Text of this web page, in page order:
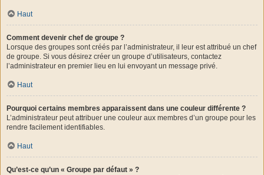
Haut
Comment devenir chef de groupe ?
Lorsque des groupes sont créés par l’administrateur, il leur est attribué un chef
de groupe. Si vous désirez créer un groupe d’utilisateurs, contactez
l’administrateur en premier lieu en lui envoyant un message privé.
Haut
Pourquoi certains membres apparaissent dans une couleur différente ?
L’administrateur peut attribuer une couleur aux membres d’un groupe pour les
rendre facilement identifiables.
Haut
Qu’est-ce qu’un « Groupe par défaut » ?